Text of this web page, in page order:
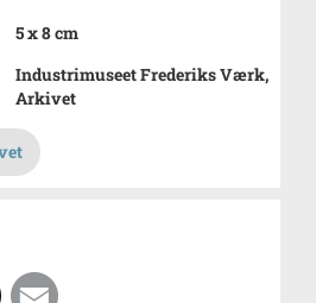
5 x 8 cm
Industrimuseet Frederiks Værk,
Arkivet